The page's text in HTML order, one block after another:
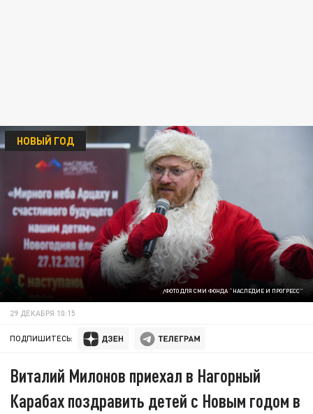
/ФОТО ДЛЯ СМИ ФОНДА “НАСЛЕДИЕ И ПРОГРЕСС”
НОВЫЙ ГОД
29 ДЕКАБРЯ 10:15
ПОДПИШИТЕСЬ:
Виталий Милонов приехал в Нагорный
Карабах поздравить детей с Новым годом в